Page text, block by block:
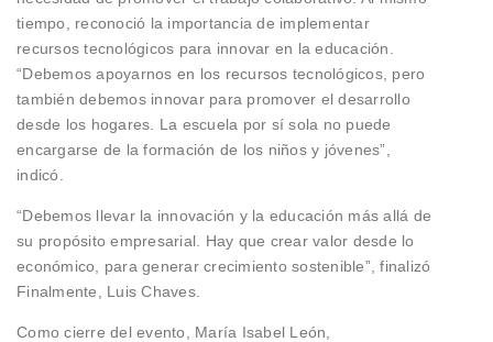
tiempo, reconoció la importancia de implementar
recursos tecnológicos para innovar en la educación.
“Debemos apoyarnos en los recursos tecnológicos, pero
también debemos innovar para promover el desarrollo
desde los hogares. La escuela por sí sola no puede
encargarse de la formación de los niños y jóvenes”,
indicó.
“Debemos llevar la innovación y la educación más allá de
su propósito empresarial. Hay que crear valor desde lo
económico, para generar crecimiento sostenible”, finalizó
Finalmente, Luis Chaves.
Como cierre del evento, María Isabel León,